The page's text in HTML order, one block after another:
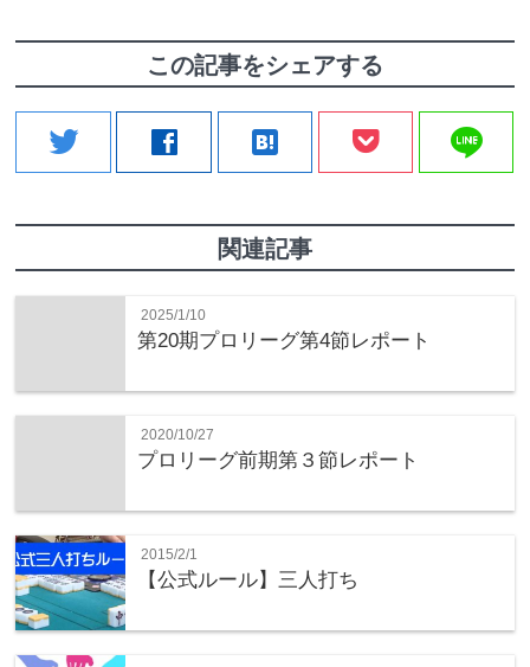
この記事をシェアする
twitter facebook hatenabookmark line
関連記事
2025/1/10
第20期プロリーグ第4節レポート
2020/10/27
プロリーグ前期第３節レポート
2015/2/1
【公式ルール】三人打ち